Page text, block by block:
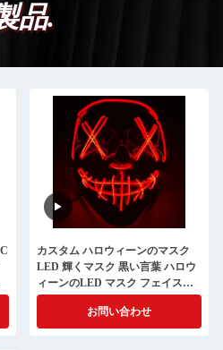
品.
カスタム ハロウィーンのマスク
LED 輝くマスク 黒い言葉 ハロウ
ィーンのLED マスク フェイスピ
ース
お問い合わせ